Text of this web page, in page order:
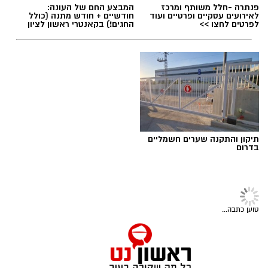
חדשותי? מצאתם טעות בכתבה? נשמח שתשתפו
אותנו
פנתרה -חלל משותף ומרכז
לאירועים עסקיים ופרטיים ועוד
לפרטים לחצו >>
המבצע החם של העונה:
חודשיים + חודש מתנה (כולל
החגים!) בקאנטרי ראשון לציון
תיקון והתקנה שערים חשמליים
בדרום
תרבות ובידור
ראשון לציון מציינת את יום היוגה
הבינלאומי עם שיעורים פתוחים